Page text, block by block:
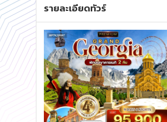
รายละเอียดทัวร์